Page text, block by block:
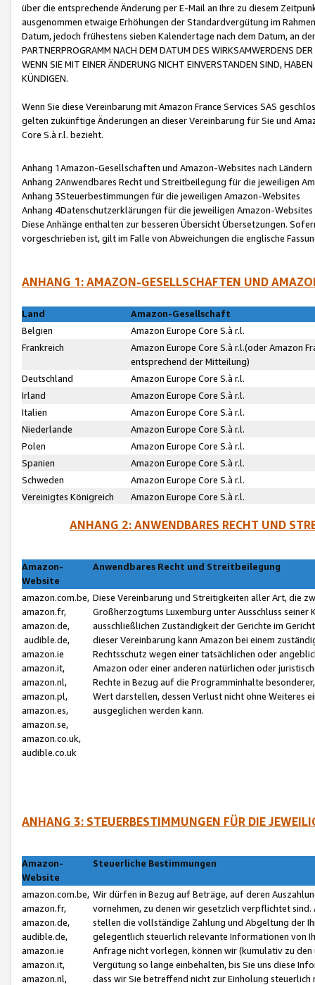
über die entsprechende Änderung per E-Mail an Ihre zu diesem
ausgenommen etwaige Erhöhungen der Standardvergütung im
Datum, jedoch frühestens sieben Kalendertage nach dem Datum, an
PARTNERPROGRAMM NACH DEM DATUM DES WIRKSAMWERDENS
WENN SIE MIT EINER ÄNDERUNG NICHT EINVERSTANDEN SIND,
KÜNDIGEN.
Wenn Sie diese Vereinbarung mit Amazon France Services SAS
gelten zukünftige Änderungen an dieser Vereinbarung für Sie und
Core S.à r.l. bezieht.
Anhang 1Amazon-Gesellschaften und Amazon-Websites nach Ländern
Anhang 2Anwendbares Recht und Streitbeilegung für die jeweiligen
Anhang 3Steuerbestimmungen für die jeweiligen Amazon-Websites
Anhang 4Datenschutzerklärungen für die jeweiligen Amazon-Websites
Diese Anhänge enthalten zur besseren Übersicht Übersetzungen.
vorgeschrieben ist, gilt im Falle von Abweichungen die englische
ANHANG 1: AMAZON-GESELLSCHAFTEN UND
Land
Amazon-Gesellschaft
Belgien
Amazon Europe Core S.à r.l.
Frankreich
Amazon Europe Core S.à r.l.(oder Amazon
entsprechend der Mitteilung)
Deutschland
Amazon Europe Core S.à r.l.
Irland
Amazon Europe Core S.à r.l.
Italien
Amazon Europe Core S.à r.l.
Niederlande
Amazon Europe Core S.à r.l.
Polen
Amazon Europe Core S.à r.l.
Spanien
Amazon Europe Core S.à r.l.
Schweden
Amazon Europe Core S.à r.l.
Vereinigtes Königreich
Amazon Europe Core S.à r.l.
ANHANG 2: ANWENDBARES RECHT UND
Amazon-
Website
Anwendbares Recht und Streitbeilegung
amazon.com.be,
amazon.fr,
amazon.de,
audible.de,
amazon.ie
amazon.it,
amazon.nl,
amazon.pl,
amazon.es,
amazon.se,
amazon.co.uk,
audible.co.uk
Diese Vereinbarung und Streitigkeiten aller Art, die
Großherzogtums Luxemburg unter Ausschluss
ausschließlichen Zuständigkeit der Gerichte im
dieser Vereinbarung kann Amazon bei einem
Rechtsschutz wegen einer tatsächlichen oder
Amazon oder einer anderen natürlichen oder
Rechte in Bezug auf die Programminhalte
Wert darstellen, dessen Verlust nicht ohne Weiteres
ausgeglichen werden kann.
ANHANG 3: STEUERBESTIMMUNGEN FÜR DIE
Amazon-
Website
Steuerliche Bestimmungen
amazon.com.be,
amazon.fr,
amazon.de,
audible.de,
amazon.ie
amazon.it,
amazon.nl,
Wir dürfen in Bezug auf Beträge, auf deren
vornehmen, zu denen wir gesetzlich verpflichtet
stellen die vollständige Zahlung und Abgeltung der
gelegentlich steuerlich relevante Informationen von
Anfrage nicht vorlegen, können wir (kumulativ zu
Vergütung so lange einbehalten, bis Sie uns diese
dass wir Sie betreffend nicht zur Einholung